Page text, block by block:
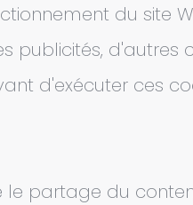
du site
publicités, d'autres
d'exécuter ces
le partage du